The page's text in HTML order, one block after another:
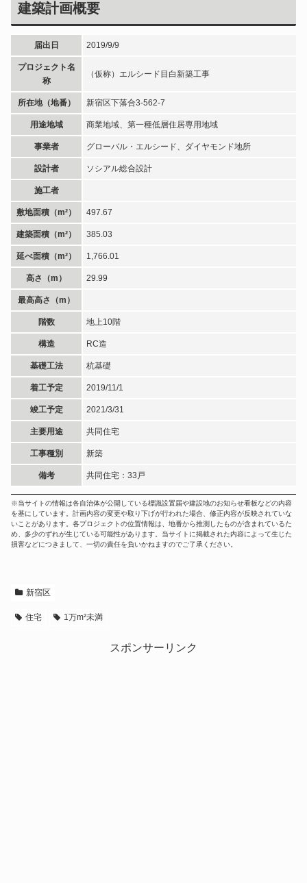
建築計画概要
届出日 2019/9/9
プロジェクト名
称
（仮称）エルシード目白新築工事
所在地（地番） 新宿区下落合3-562-7
用途地域 商業地域、第一種低層住居専用地域
事業者 グローバル・エルシード、ダイヤモンド地所
設計者 ソシアル総合設計
施工者
敷地面積（m²） 497.67
建築面積（m²） 385.03
延べ面積（m²） 1,766.01
高さ（m） 29.99
最高高さ（m）
階数 地上10階
構造 RC造
基礎工法 杭基礎
着工予定 2019/11/1
竣工予定 2021/3/31
主要用途 共同住宅
工事種別 新築
備考 共同住宅：33戸
※当サイトの情報は各自治体が公開している標識設置届や建設地のお知らせ看板などの内容
を基にしています。計画内容の変更や取り下げが行われた場合、修正内容が反映されていな
いことがあります。各プロジェクトの位置情報は、地番から推測したものが含まれているた
め、多少のずれが生じている可能性があります。当サイトに掲載された内容によって生じた
損害などにつきまして、一切の責任を負いかねますのでご了承ください。
新宿区
住宅 1万m²未満
スポンサーリンク